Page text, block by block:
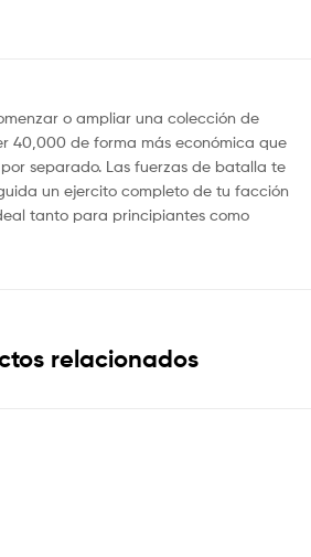
o ampliar una colección de
40,000 de forma más económica que
separado. Las fuerzas de batalla te
un ejercito completo de tu facción
tanto para principiantes como
relacionados